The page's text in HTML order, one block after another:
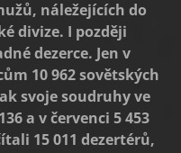
náležejících do
divize. I později
dezerce. Jen v
10 962 sovětských
svoje soudruhy ve
a v červenci 5 453
15 011 dezertérů,